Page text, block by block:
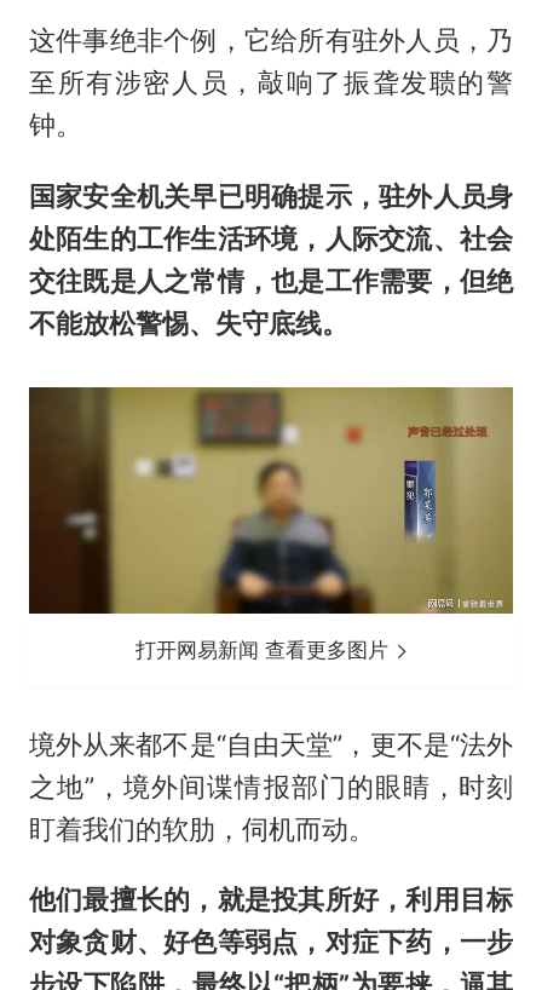
这件事绝非个例，它给所有驻外人员，乃
至所有涉密人员，敲响了振聋发聩的警
钟。
国家安全机关早已明确提示，驻外人员身
处陌生的工作生活环境，人际交流、社会
交往既是人之常情，也是工作需要，但绝
不能放松警惕、失守底线。
打开网易新闻 查看更多图片
境外从来都不是“自由天堂”，更不是“法外
之地”，境外间谍情报部门的眼睛，时刻
盯着我们的软肋，伺机而动。
他们最擅长的，就是投其所好，利用目标
对象贪财、好色等弱点，对症下药，一步